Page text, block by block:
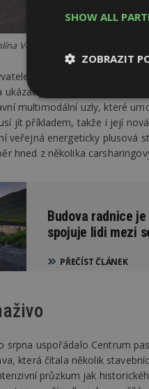
Vojáčková a Centrum pasivního
města přesvědčit k
jim její benefity, včetně
multimodální uzly, které
jít příkladem, takže i její
veřejná energeticky plusová
hned z několika
Budova radnice
spojuje lidi mezi
PŘEČÍST ČLÁNEK
srpna uspořádalo Centrum
která čítala několik
průzkum jak
SHOW ALL
ZOBRAZIT
Nezbytně
nutné
Nezbytně nutné
Nezbytně nutné
_dc_gtm_UA-